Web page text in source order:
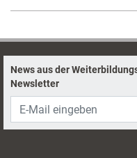
News aus der
Newsletter